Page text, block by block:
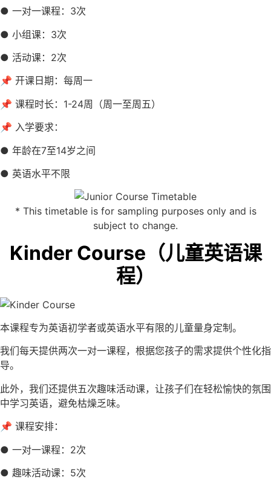
● 一对一课程：3次
● 小组课：3次
● 活动课：2次
📌 开课日期：每周一
📌 课程时长：1-24周（周一至周五）
📌 入学要求：
● 年龄在7至14岁之间
● 英语水平不限
* This timetable is for sampling purposes only and is
subject to change.
Kinder Course（儿童英语课
程）
本课程专为英语初学者或英语水平有限的儿童量身定制。
我们每天提供两次一对一课程，根据您孩子的需求提供个性化指
导。
此外，我们还提供五次趣味活动课，让孩子们在轻松愉快的氛围
中学习英语，避免枯燥乏味。
📌 课程安排：
● 一对一课程：2次
● 趣味活动课：5次